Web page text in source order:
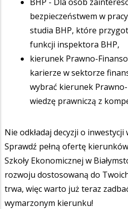
bezpieczeństwem w
studia BHP, które
funkcji inspektora BHP,
kierunek Prawno-
karierze w sektorze
wybrać kierunek Prawno-
wiedzę prawniczą z
Nie odkładaj decyzji o inwestycji
Sprawdź pełną ofertę
Szkoły Ekonomicznej w
rozwoju dostosowaną do
trwa, więc warto już teraz
wymarzonym kierunku!